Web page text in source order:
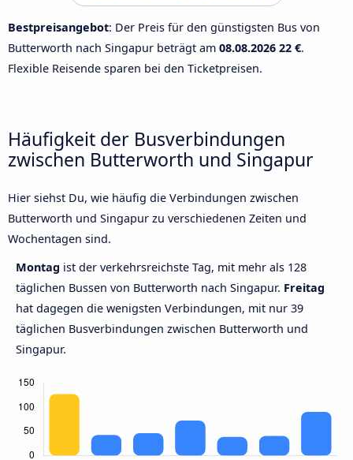
Bestpreisangebot: Der Preis für den günstigsten Bus von
Butterworth nach Singapur beträgt am 08.08.2026 22 €.
Flexible Reisende sparen bei den Ticketpreisen.
Häufigkeit der Busverbindungen
zwischen Butterworth und Singapur
Hier siehst Du, wie häufig die Verbindungen zwischen
Butterworth und Singapur zu verschiedenen Zeiten und
Wochentagen sind.
Montag ist der verkehrsreichste Tag, mit mehr als 128
täglichen Bussen von Butterworth nach Singapur. Freitag
hat dagegen die wenigsten Verbindungen, mit nur 39
täglichen Busverbindungen zwischen Butterworth und
Singapur.